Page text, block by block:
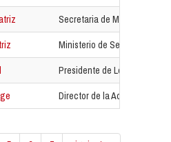
Secretaria de Municipios
Ministerio de Seguridad y
Presidente de Lotería
Director de la